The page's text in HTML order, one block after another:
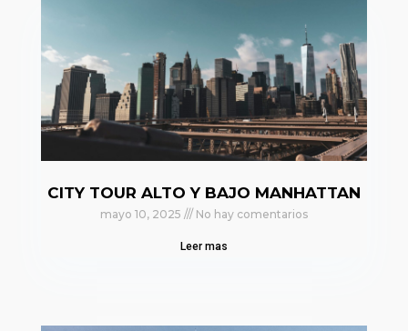
CITY TOUR ALTO Y BAJO MANHATTAN
mayo 10, 2025 No hay comentarios
Leer mas